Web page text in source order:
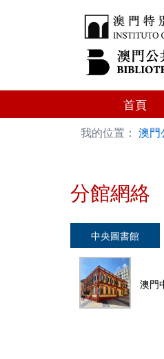
首頁
我的位置： 澳門
分館網絡
中央圖書館
澳門